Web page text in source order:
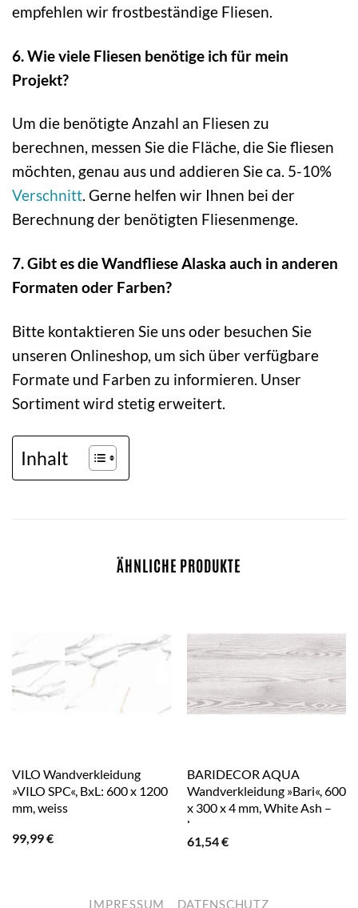
empfehlen wir frostbeständige Fliesen.
6. Wie viele Fliesen benötige ich für mein
Projekt?
Um die benötigte Anzahl an Fliesen zu
berechnen, messen Sie die Fläche, die Sie fliesen
möchten, genau aus und addieren Sie ca. 5-10%
Verschnitt. Gerne helfen wir Ihnen bei der
Berechnung der benötigten Fliesenmenge.
7. Gibt es die Wandfliese Alaska auch in anderen
Formaten oder Farben?
Bitte kontaktieren Sie uns oder besuchen Sie
unseren Onlineshop, um sich über verfügbare
Formate und Farben zu informieren. Unser
Sortiment wird stetig erweitert.
Inhalt
ÄHNLICHE PRODUKTE
VILO Wandverkleidung
»VILO SPC«, BxL: 600 x 1200
mm, weiss
99,99€
BARIDECOR AQUA
Wandverkleidung »Bari«, 600
x 300 x 4 mm, White Ash –
braun
61,54€
IMPRESSUM DATENSCHUTZ